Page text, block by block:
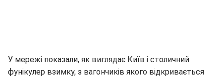
У мережі показали, як виглядає Київ і столичний
фунікулер взимку, з вагончиків якого відкривається